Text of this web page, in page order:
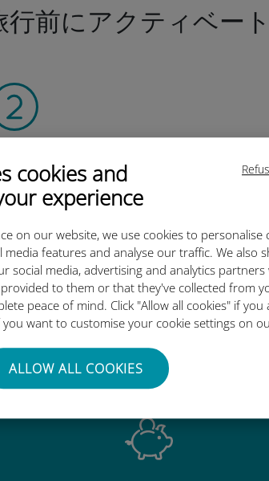
cookies and
experience
on our website, we use cookies to personalise
features and analyse our traffic. We also
media, advertising and analytics partners
to them or that they've collected from
peace of mind. Click "Allow all cookies" if you
want to customise your cookie settings on
ALLOW ALL COOKIES
前にアクティベー
読み込む
ータプラン
したら、
ンプル！
ア
追
eSIMがすごい理由